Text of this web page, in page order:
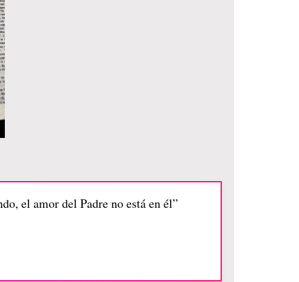
el amor del Padre no está en él”